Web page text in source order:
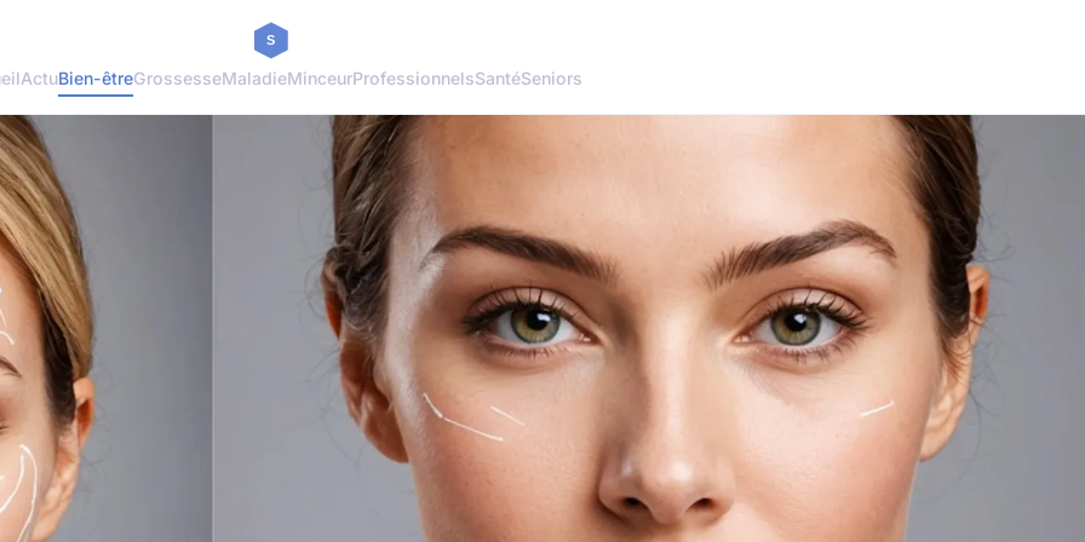
ActuBien-êtreGrossesseMaladieMinceurProfessionnelsSantéSeniors